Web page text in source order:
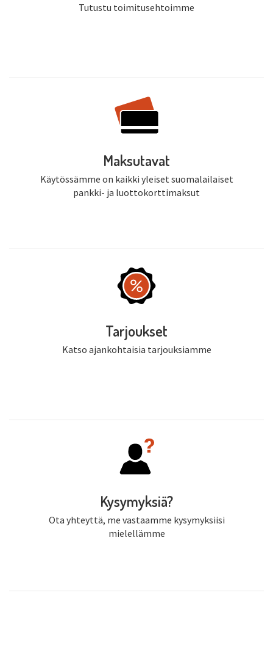
Tutustu toimitusehtoimme
Maksutavat
Käytössämme on kaikki yleiset suomalailaiset
pankki- ja luottokorttimaksut
Tarjoukset
Katso ajankohtaisia tarjouksiamme
Kysymyksiä?
Ota yhteyttä, me vastaamme kysymyksiisi
mielellämme